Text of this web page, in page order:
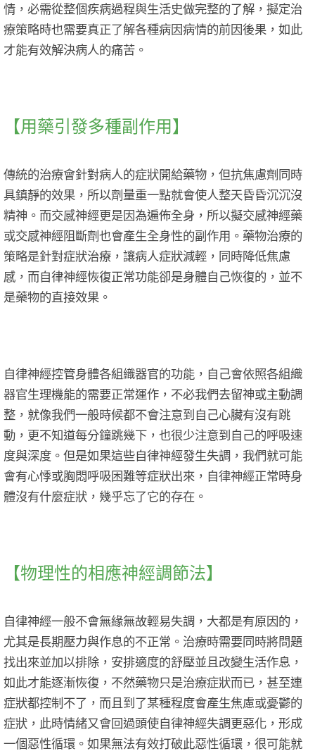
情，必需從整個疾病過程與生活史做完整的了解，擬定治
療策略時也需要真正了解各種病因病情的前因後果，如此
才能有效解決病人的痛苦。
【用藥引發多種副作用】
傳統的治療會針對病人的症狀開給藥物，但抗焦慮劑同時
具鎮靜的效果，所以劑量重一點就會使人整天昏昏沉沉沒
精神。而交感神經更是因為遍佈全身，所以擬交感神經藥
或交感神經阻斷劑也會產生全身性的副作用。藥物治療的
策略是針對症狀治療，讓病人症狀減輕，同時降低焦慮
感，而自律神經恢復正常功能卻是身體自己恢復的，並不
是藥物的直接效果。
自律神經控管身體各組織器官的功能，自己會依照各組織
器官生理機能的需要正常運作，不必我們去留神或主動調
整，就像我們一般時候都不會注意到自己心臟有沒有跳
動，更不知道每分鐘跳幾下，也很少注意到自己的呼吸速
度與深度。但是如果這些自律神經發生失調，我們就可能
會有心悸或胸悶呼吸困難等症狀出來，自律神經正常時身
體沒有什麼症狀，幾乎忘了它的存在。
【物理性的相應神經調節法】
自律神經一般不會無緣無故輕易失調，大都是有原因的，
尤其是長期壓力與作息的不正常。治療時需要同時將問題
找出來並加以排除，安排適度的舒壓並且改變生活作息，
如此才能逐漸恢復，不然藥物只是治療症狀而已，甚至連
症狀都控制不了，而且到了某種程度會產生焦慮或憂鬱的
症狀，此時情緒又會回過頭使自律神經失調更惡化，形成
一個惡性循環。如果無法有效打破此惡性循環，很可能就